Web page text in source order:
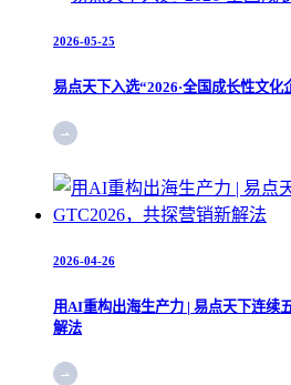
2026-05-25
易点天下入选“2026·全国成长性文化
2026-04-26
用AI重构出海生产力 | 易点天下连续
解法